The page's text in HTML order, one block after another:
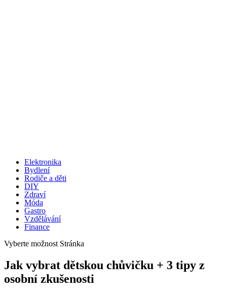
Elektronika
Bydlení
Rodiče a děti
DIY
Zdraví
Móda
Gastro
Vzdělávání
Finance
Vyberte možnost Stránka
Jak vybrat dětskou chůvičku + 3 tipy z
osobní zkušenosti